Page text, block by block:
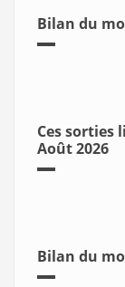
Bilan du
Ces sorties
Août 2026
Bilan du